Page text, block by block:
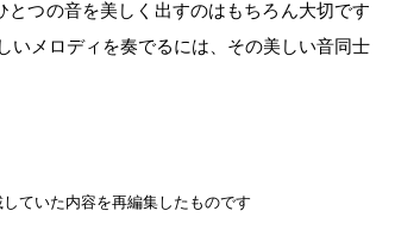
つの音を美しく出すのはもちろん大切です
いメロディを奏でるには、その美しい音同士
ていた内容を再編集したものです